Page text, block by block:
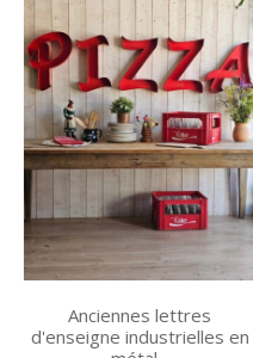
Anciennes lettres
d'enseigne industrielles en